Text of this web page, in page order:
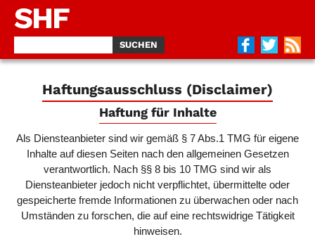
SHF
Haftungsausschluss (Disclaimer)
Haftung für Inhalte
Als Diensteanbieter sind wir gemäß § 7 Abs.1 TMG für eigene
Inhalte auf diesen Seiten nach den allgemeinen Gesetzen
verantwortlich. Nach §§ 8 bis 10 TMG sind wir als
Diensteanbieter jedoch nicht verpflichtet, übermittelte oder
gespeicherte fremde Informationen zu überwachen oder nach
Umständen zu forschen, die auf eine rechtswidrige Tätigkeit
hinweisen.